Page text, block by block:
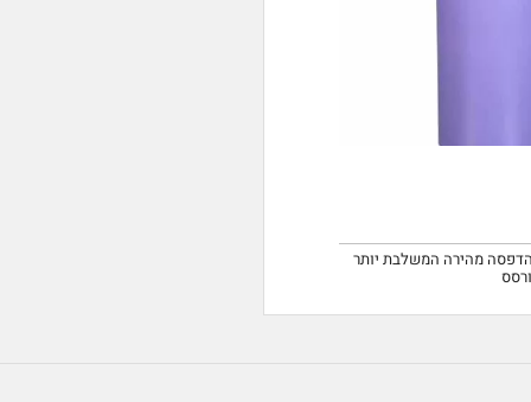
מהירה המשלבת יותר